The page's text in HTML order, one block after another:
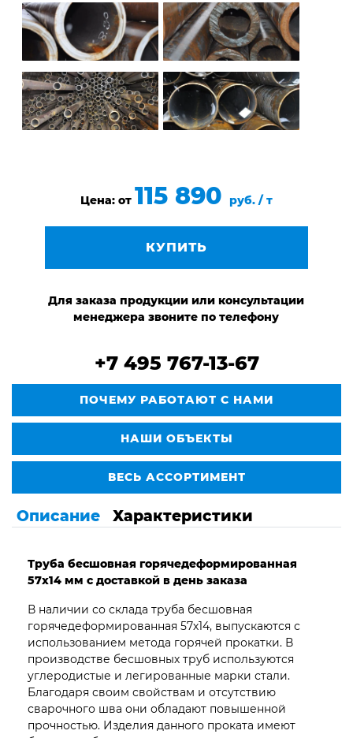
Цена: от 115 890 руб. / т
КУПИТЬ
Для заказа продукции или консультации
менеджера звоните по телефону
+7 495 767-13-67
ПОЧЕМУ РАБОТАЮТ С НАМИ
НАШИ ОБЪЕКТЫ
ВЕСЬ АССОРТИМЕНТ
Описание Характеристики
Труба бесшовная горячедеформированная
57х14 мм с доставкой в день заказа
В наличии со склада труба бесшовная
горячедеформированная 57х14, выпускаются с
использованием метода горячей прокатки. В
производстве бесшовных труб используются
углеродистые и легированные марки стали.
Благодаря своим свойствам и отсутствию
сварочного шва они обладают повышенной
прочностью. Изделия данного проката имеют